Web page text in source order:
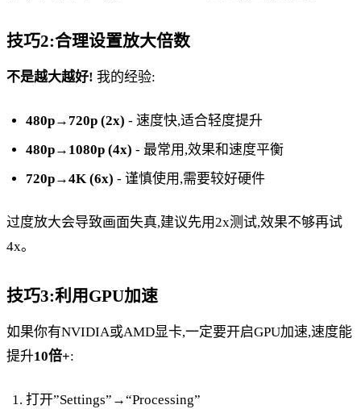
技巧2:合理设置放大倍数
不是越大越好! 我的经验:
480p→720p (2x) - 速度快,适合轻度提升
480p→1080p (4x) - 最常用,效果和速度平衡
720p→4K (6x) - 谨慎使用,需要较好硬件
过度放大会导致画面失真,建议先用2x测试,效果不够再试
4x。
技巧3:利用GPU加速
如果你有NVIDIA或AMD显卡,一定要开启GPU加速,速度能
提升10倍+:
打开”Settings”→“Processing”